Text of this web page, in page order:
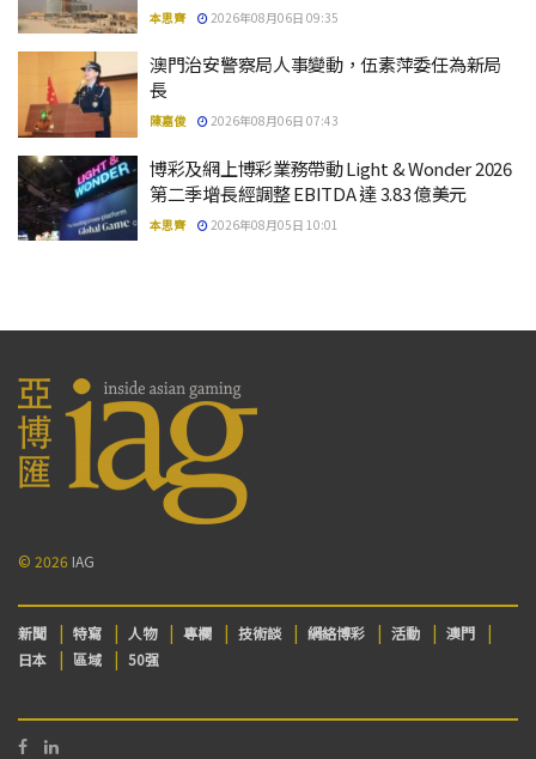
本思齊 2026年08月06日 09:35
澳門治安警察局人事變動，伍素萍委任為新局
長
陳嘉俊 2026年08月06日 07:43
博彩及網上博彩業務帶動 Light & Wonder 2026
第二季增長經調整 EBITDA 達 3.83 億美元
本思齊 2026年08月05日 10:01
© 2026 IAG
新聞 特寫 人物 專欄 技術談 網絡博彩 活動
澳門
日本
區域 50强